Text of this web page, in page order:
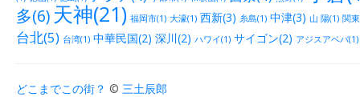
多(6) 天神(21) 福岡市(1) 大濠(1) 西新(3) 糸島(1) 中津(3) 山 陽(1) 関
台北(5) 台湾(1) 中華民国(2) 深川(2) ハワイ(1) サイゴン(2) アジスアベバ(1)
どこまでこの街？ © 三土辰郎